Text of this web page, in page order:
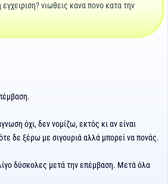
νιωθεις κανα πονο κατα την
όχι, δεν νομίζω, εκτός κι αν είναι
δε ξέρω με σιγουριά αλλά μπορεί να πονάς.
δύσκολες μετά την επέμβαση. Μετά όλα